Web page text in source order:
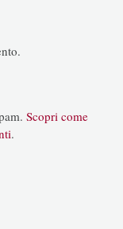
Scopri come
.